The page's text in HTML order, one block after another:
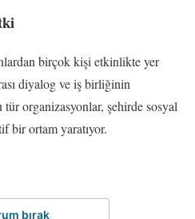
birçok kişi etkinlikte yer
diyalog ve iş birliğinin
tür organizasyonlar, şehirde sosyal
bir ortam yaratıyor.
bırak